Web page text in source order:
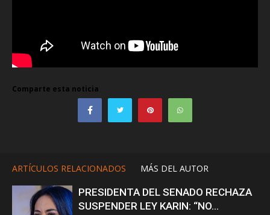
Comparte esta noticia
ARTÍCULOS RELACIONADOS MÁS DEL AUTOR
PRESIDENTA DEL SENADO RECHAZA
SUSPENDER LEY KARIN: “NO...